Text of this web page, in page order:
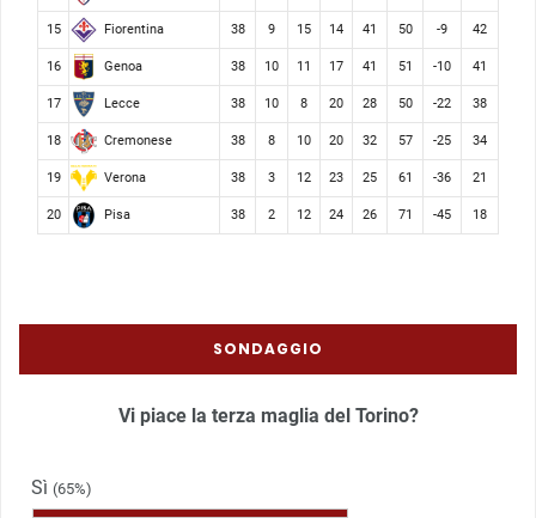
15 Fiorentina 38 9 15 14 41 50 -9 42
16 Genoa 38 10 11 17 41 51 -10 41
17 Lecce 38 10 8 20 28 50 -22 38
18 Cremonese 38 8 10 20 32 57 -25 34
19 Verona 38 3 12 23 25 61 -36 21
20 Pisa 38 2 12 24 26 71 -45 18
SONDAGGIO
Vi piace la terza maglia del Torino?
Sì (65%)